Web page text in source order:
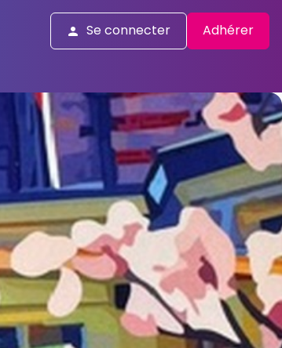
Se connecter Adhérer